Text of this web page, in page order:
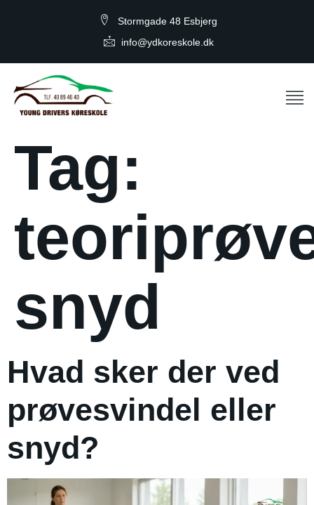
Stormgade 48 Esbjerg
info@ydkoreskole.dk
Tag:
snyd
Hvad sker der ved
prøvesvindel eller
snyd?